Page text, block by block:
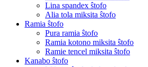
Lina spandex ŝtofo
Alia tola miksita ŝtofo
Ramia ŝtofo
Pura ramia ŝtofo
Ramia kotono miksita ŝtofo
Ramie tencel miksita ŝtofo
Kanabo ŝtofo